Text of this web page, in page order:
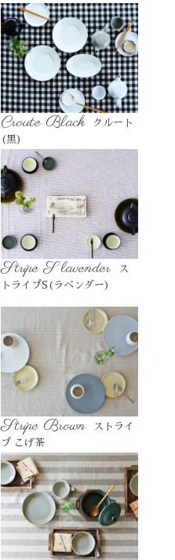
Croute Black
クルート
(黒)
Stripe S lavender
ス
トライプS(ラベンダー)
Stripe Brown
ストライ
プ こげ茶